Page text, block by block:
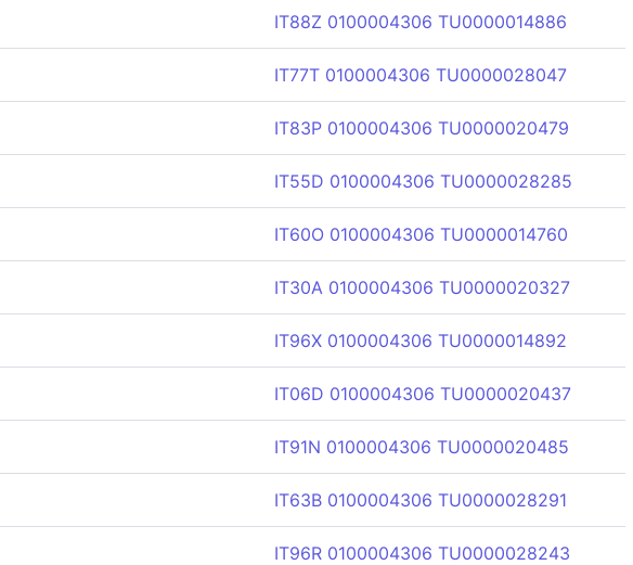
IT88Z 0100004306 TU0000014886
IT77T 0100004306 TU0000028047
IT83P 0100004306 TU0000020479
IT55D 0100004306 TU0000028285
IT60O 0100004306 TU0000014760
IT30A 0100004306 TU0000020327
IT96X 0100004306 TU0000014892
IT06D 0100004306 TU0000020437
IT91N 0100004306 TU0000020485
IT63B 0100004306 TU0000028291
IT96R 0100004306 TU0000028243